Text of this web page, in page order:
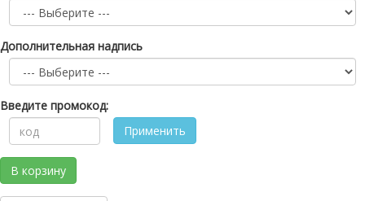
Дополнительная надпись
Введите промокод:
Применить
В корзину